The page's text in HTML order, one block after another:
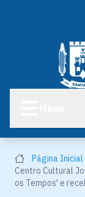
Página Inicial
Centro Cultural
os Tempos' e